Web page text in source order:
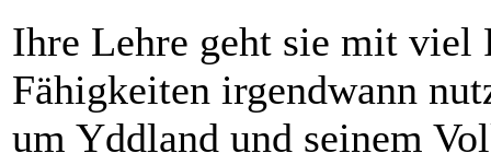
Ihre Lehre geht sie mit
Fähigkeiten irgendwann
um Yddland und seinem